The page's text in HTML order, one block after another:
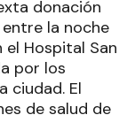
donación
la noche
Hospital San
por los
ciudad. El
de salud de